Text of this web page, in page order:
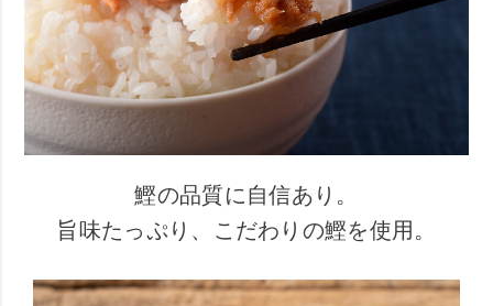
鰹の品質に自信あり。
旨味たっぷり、こだわりの鰹を使用。